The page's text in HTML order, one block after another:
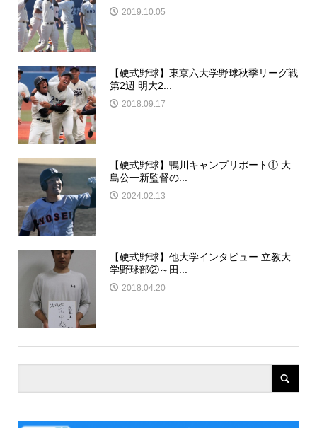
2019.10.05
【硬式野球】東京六大学野球秋季リーグ戦
第2週 明大2...
2018.09.17
【硬式野球】鴨川キャンプリポート① 大
島公一新監督の...
2024.02.13
【硬式野球】他大学インタビュー 立教大
学野球部②～田...
2018.04.20